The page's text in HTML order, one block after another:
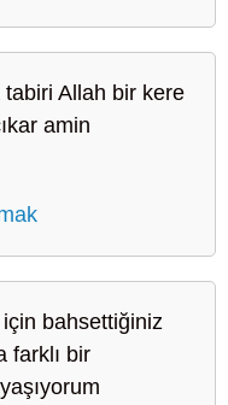
Allah bir kere
amin
bahsettiğiniz
farklı bir